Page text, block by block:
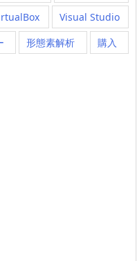
Visual Studio
形態素解析 購入